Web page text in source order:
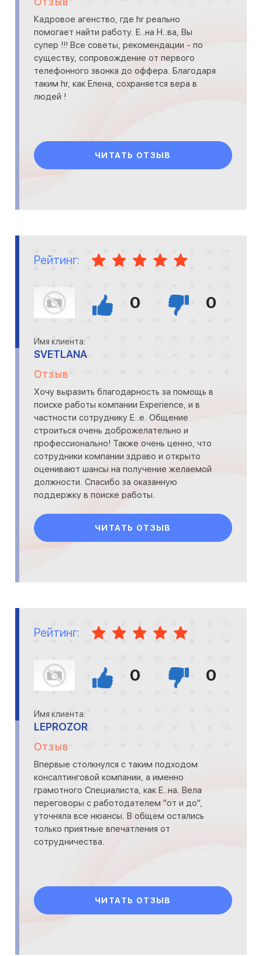
Кадровое агенство, где hr реально
помогает найти работу. Е..на Н..ва, Вы
супер !!! Все советы, рекомендации - по
существу, сопровождение от первого
телефонного звонка до оффера. Благодаря
таким hr, как Елена, сохраняется вера в
людей !
ЧИТАТЬ ОТЗЫВ
Рейтинг:
0 0
Имя клиента:
SVETLANA
Отзыв
Хочу выразить благодарность за помощь в
поиске работы компании Experience, и в
частности сотруднику Е..е. Общение
строиться очень доброжелательно и
профессионально! Также очень ценно, что
сотрудники компании здраво и открыто
оценивают шансы на получение желаемой
должности. Спасибо за оказанную
поддержку в поиске работы.
ЧИТАТЬ ОТЗЫВ
Рейтинг:
0 0
Имя клиента:
LEPROZOR
Отзыв
Впервые столкнулся с таким подходом
консалтинговой компании, а именно
грамотного Специалиста, как Е..на. Вела
переговоры с работодателем "от и до",
уточняла все нюансы. В общем остались
только приятные впечатления от
сотрудничества.
ЧИТАТЬ ОТЗЫВ